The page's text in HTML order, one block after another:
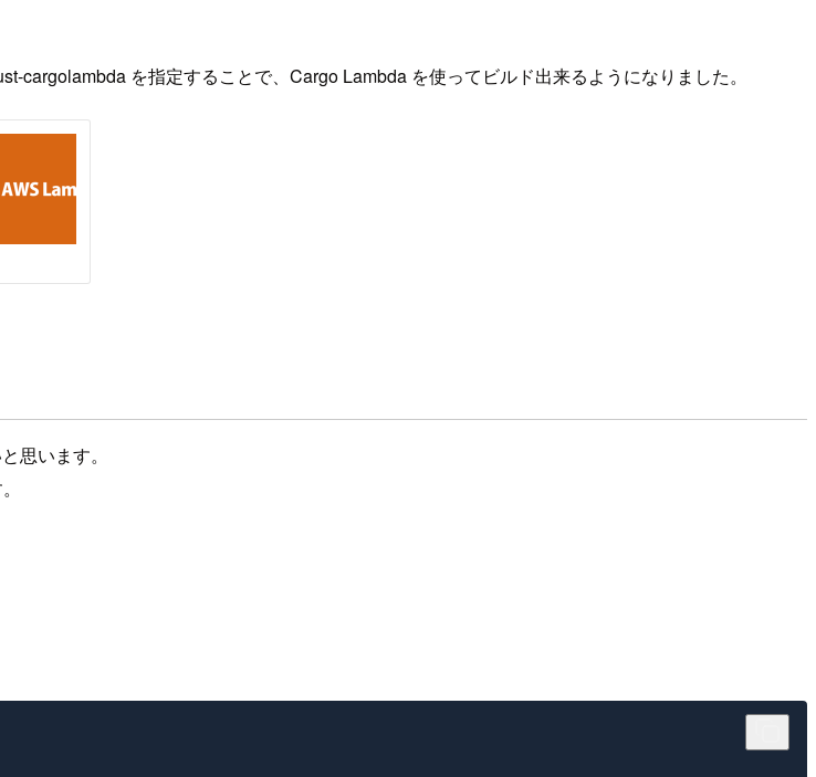
を指定することで、Cargo Lambda を使ってビルド出来るようになりました。
思います。